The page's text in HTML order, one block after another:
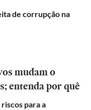
de corrupção na
mudam o
entenda por quê
para a